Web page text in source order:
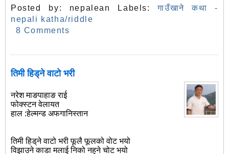
Posted by: nepalean Labels:गाउँखाने कथा -
nepali katha/riddle
8 Comments
तिमी हिड्‌ने वाटो भरी
नरेश माङपाहाङ राई
फोक्‍स्‍टन वेलायत
हाल :हेल्‍मन्‍ड अफगानिस्‍तान
तिमी हिड्‌ने वाटो भरी फूलै फूलको वोट भयो
विझाउने काडा मलाई निको नहुने चोट भयो